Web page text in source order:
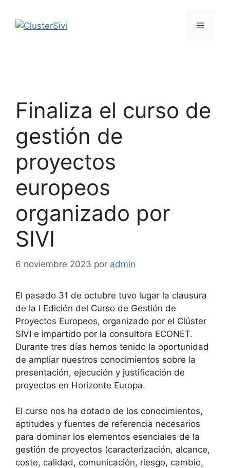
contenido
Menú
Finaliza el curso de
gestión de
proyectos
europeos
organizado por
SIVI
6 noviembre 2023 por admin
El pasado 31 de octubre tuvo lugar la clausura
de la I Edición del Curso de Gestión de
Proyectos Europeos, organizado por el Clúster
SIVI e impartido por la consultora ECONET.
Durante tres días hemos tenido la oportunidad
de ampliar nuestros conocimientos sobre la
presentación, ejecución y justificación de
proyectos en Horizonte Europa.
El curso nos ha dotado de los conocimientos,
aptitudes y fuentes de referencia necesarios
para dominar los elementos esenciales de la
gestión de proyectos (caracterización, alcance,
coste, calidad, comunicación, riesgo, cambio,